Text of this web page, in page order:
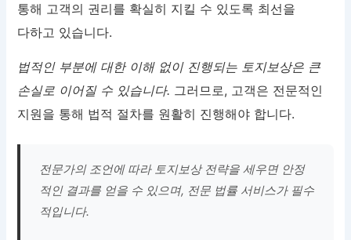
통해 고객의 권리를 확실히 지킬 수 있도록 최선을
다하고 있습니다.
법적인 부분에 대한 이해 없이 진행되는 토지보상은 큰
손실로 이어질 수 있습니다. 그러므로, 고객은 전문적인
지원을 통해 법적 절차를 원활히 진행해야 합니다.
전문가의 조언에 따라 토지보상 전략을 세우면 안정
적인 결과를 얻을 수 있으며, 전문 법률 서비스가 필수
적입니다.